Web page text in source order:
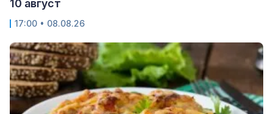
10 август
17:00 • 08.08.26